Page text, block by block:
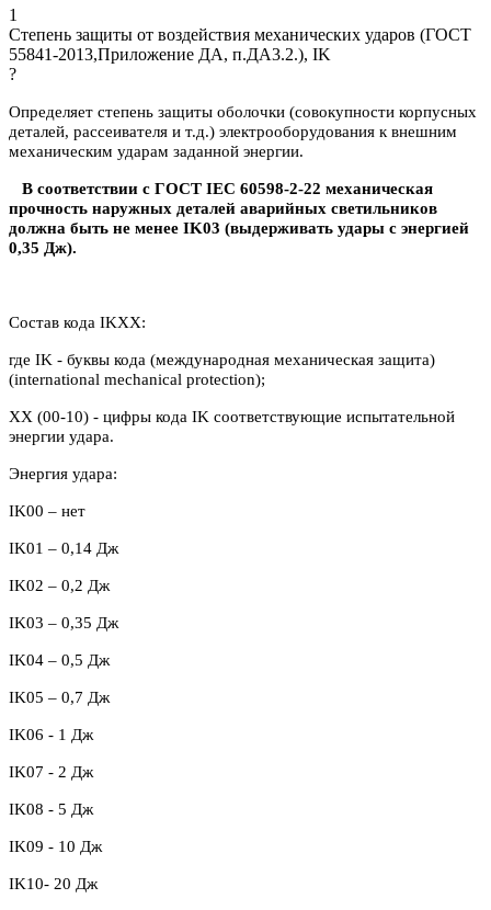
1
Степень защиты от воздействия механических ударов (ГОСТ
55841-2013,Приложение ДА, п.ДА3.2.), IK
?
Определяет степень защиты оболочки (совокупности корпусных
деталей, рассеивателя и т.д.) электрооборудования к внешним
механическим ударам заданной энергии.
В соответствии с ГОСТ IEC 60598-2-22 механическая
прочность наружных деталей аварийных светильников
должна быть не менее IK03 (выдерживать удары с энергией
0,35 Дж).
Состав кода IKXX:
где IK - буквы кода (международная механическая защита)
(international mechanical protection);
XX (00-10) - цифры кода IK соответствующие испытательной
энергии удара.
Энергия удара:
IK00 – нет
IK01 – 0,14 Дж
IK02 – 0,2 Дж
IK03 – 0,35 Дж
IK04 – 0,5 Дж
IK05 – 0,7 Дж
IK06 - 1 Дж
IK07 - 2 Дж
IK08 - 5 Дж
IK09 - 10 Дж
IK10- 20 Дж